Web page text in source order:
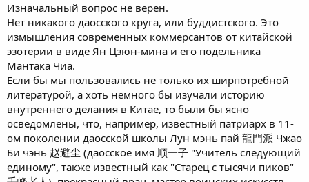
Изначальный вопрос не верен.
Нет никакого даосского круга, или буддистского. Это
измышления современных коммерсантов от китайской
эзотерии в виде Ян Цзюн-мина и его подельника
Мантака Чиа.
Если бы мы пользовались не только их ширпотребной
литературой, а хоть немного бы изучали историю
внутреннего делания в Китае, то были бы ясно
осведомлены, что, например, известный патриарх в 11-
ом поколении даосской школы Лун мэнь пай 龍門派 Чжао
Би чэнь 赵避尘 (даосское имя 顺一子 "Учитель следующий
единому", также известный как "Старец с тысячи пиков"